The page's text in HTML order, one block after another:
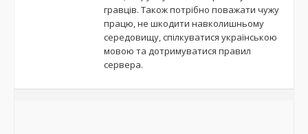
гравців. Також потрібно поважати чужу
працю, не шкодити навколишньому
середовищу, спілкуватися українською
мовою та дотримуватися правил
сервера.